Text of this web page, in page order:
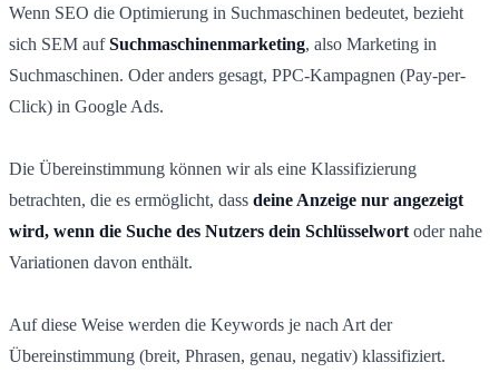
Wenn SEO die Optimierung in Suchmaschinen bedeutet, bezieht
sich SEM aufSuchmaschinenmarketing, also Marketing in
Suchmaschinen. Oder anders gesagt, PPC-Kampagnen (Pay-per-
Click) in Google Ads.
Die Übereinstimmung können wir als eine Klassifizierung
betrachten, die es ermöglicht, dass deine Anzeige nur angezeigt
wird, wenn die Suche des Nutzers dein Schlüsselwort oder nahe
Variationen davon enthält.
Auf diese Weise werden die Keywords je nach Art der
Übereinstimmung (breit, Phrasen, genau, negativ) klassifiziert.